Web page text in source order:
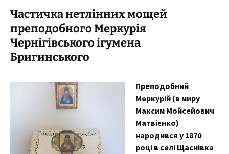
Частичка нетлінних мощей
преподобного Меркурія
Чернігівського ігумена
Бригинського
Преподобний
Меркурій (в миру
Максим Мойсейович
Матвієнко)
народився у 1870
році в селі Щаснівка